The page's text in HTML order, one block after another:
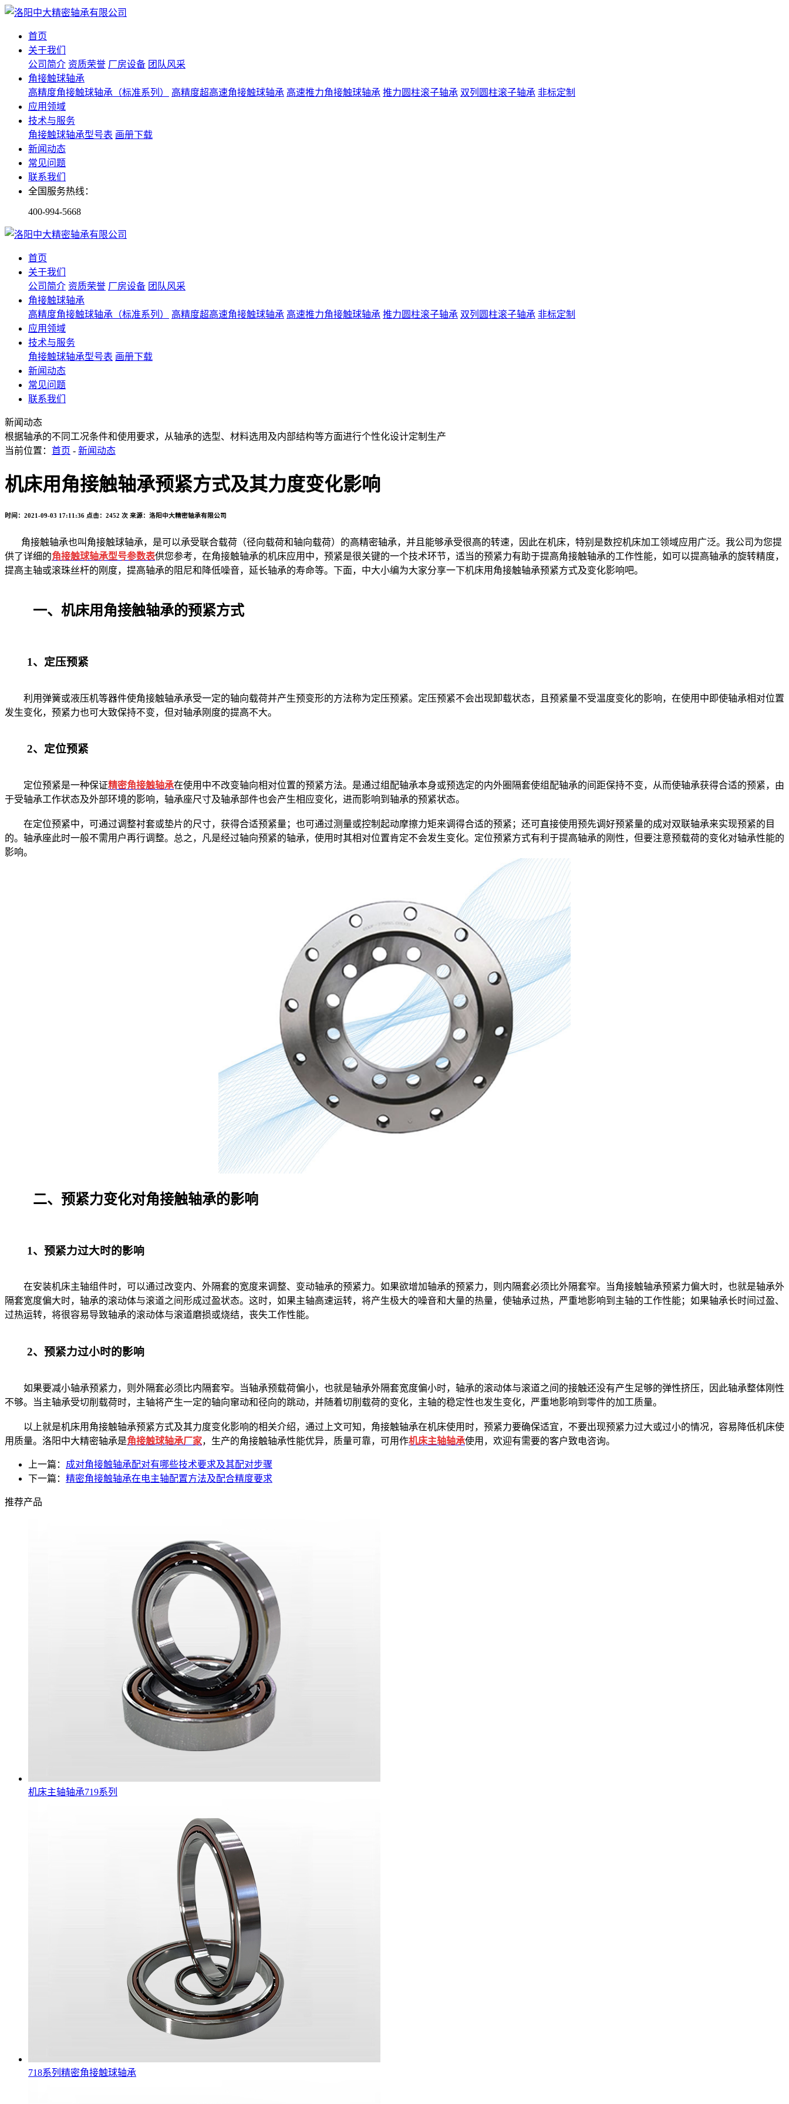
首页
关于我们
公司简介 资质荣誉 厂房设备 团队风采
角接触球轴承
高精度角接触球轴承（标准系列）
高精度超高速角接触球轴承 高速推力角接触球轴承 推力圆柱滚子轴承 双列圆柱滚子轴承 非标定制
应用领域
技术与服务
角接触球轴承型号表 画册下载
新闻动态
常见问题
联系我们
全国服务热线：
400-994-5668
首页
关于我们
公司简介 资质荣誉 厂房设备 团队风采
角接触球轴承
高精度角接触球轴承（标准系列）
高精度超高速角接触球轴承 高速推力角接触球轴承 推力圆柱滚子轴承 双列圆柱滚子轴承 非标定制
应用领域
技术与服务
角接触球轴承型号表 画册下载
新闻动态
常见问题
联系我们
新闻动态
根据轴承的不同工况条件和使用要求，从轴承的选型、材料选用及内部结构等方面进行个性化设计定制生产
当前位置： 首页 - 新闻动态
机床用角接触轴承预紧方式及其力度变化影响
时间：2021-09-03 17:11:36 点击：2452 次 来源：洛阳中大精密轴承有限公司
角接触轴承也叫角接触球轴承，是可以承受联合载荷（径向载荷和轴向载荷）的高精密轴承，并且能够承受很高的转速，因此在机床，特别是数控机床加工领域应用广泛。 我公司为您提
供了详细的角接触球轴承型号参数表供您参考， 在角接触轴承的机床应用中，预紧是很关键的一个技术环节，适当的预紧力有助于提高角接触轴承的工作性能，如可以提高轴承的旋转精度，
提高主轴或滚珠丝杆的刚度，提高轴承的阻尼和降低噪音，延长轴承的寿命等。下面，中大小编为大家分享一下机床用角接触轴承预紧方式及变化影响吧。
一、机床用角接触轴承的预紧方式
1、定压预紧
利用弹簧或液压机等器件使角接触轴承承受一定的轴向载荷并产生预变形的方法称为定压预紧。定压预紧不会出现卸载状态，且预紧量不受温度变化的影响，在使用中即使轴承相对位置
发生变化，预紧力也可大致保持不变，但对轴承刚度的提高不大。
2、定位预紧
定位预紧是一种保证精密角接触轴承在使用中不改变轴向相对位置的预紧方法。是通过组配轴承本身或预选定的内外圈隔套使组配轴承的间距保持不变，从而使轴承获得合适的预紧，由
于受轴承工作状态及外部环境的影响，轴承座尺寸及轴承部件也会产生相应变化，进而影响到轴承的预紧状态。
在定位预紧中，可通过调整衬套或垫片的尺寸，获得合适预紧量；也可通过测量或控制起动摩擦力矩来调得合适的预紧；还可直接使用预先调好预紧量的成对双联轴承来实现预紧的目
的。轴承座此时一般不需用户再行调整。总之，凡是经过轴向预紧的轴承，使用时其相对位置肯定不会发生变化。定位预紧方式有利于提高轴承的刚性，但要注意预载荷的变化对轴承性能的
影响。
二、预紧力变化对角接触轴承的影响
1、预紧力过大时的影响
在安装机床主轴组件时，可以通过改变内、外隔套的宽度来调整、变动轴承的预紧力。如果欲增加轴承的预紧力，则内隔套必须比外隔套窄。当角接触轴承预紧力偏大时，也就是轴承外
隔套宽度偏大时，轴承的滚动体与滚道之间形成过盈状态。这时，如果主轴高速运转，将产生极大的噪音和大量的热量，使轴承过热，严重地影响到主轴的工作性能；如果轴承长时间过盈、
过热运转，将很容易导致轴承的滚动体与滚道磨损或烧结，丧失工作性能。
2、预紧力过小时的影响
如果要减小轴承预紧力，则外隔套必须比内隔套窄。当轴承预载荷偏小，也就是轴承外隔套宽度偏小时，轴承的滚动体与滚道之间的接触还没有产生足够的弹性挤压，因此轴承整体刚性
不够。当主轴承受切削载荷时，主轴将产生一定的轴向窜动和径向的跳动，并随着切削载荷的变化，主轴的稳定性也发生变化，严重地影响到零件的加工质量。
以上就是机床用角接触轴承预紧方式及其力度变化影响的相关介绍，通过上文可知，角接触轴承在机床使用时，预紧力要确保适宜，不要出现预紧力过大或过小的情况，容易降低机床使
用质量。洛阳中大精密轴承是角接触球轴承厂家，生产的角接触轴承性能优异，质量可靠，可用作机床主轴轴承使用，欢迎有需要的客户致电咨询。
上一篇： 成对角接触轴承配对有哪些技术要求及其配对步骤
下一篇： 精密角接触轴承在电主轴配置方法及配合精度要求
推荐产品
机床主轴轴承719系列
718系列精密角接触球轴承